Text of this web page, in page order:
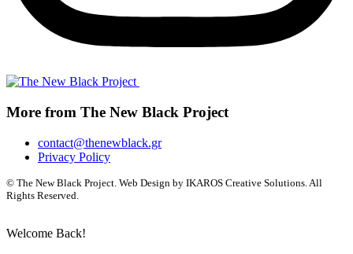
More from The New Black Project
contact@thenewblack.gr
Privacy Policy
© The New Black Project. Web Design by IKAROS Creative Solutions. All
Rights Reserved.
Welcome Back!